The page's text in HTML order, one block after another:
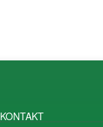
KONTAKT